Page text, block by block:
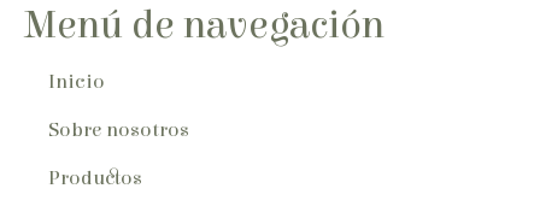
Menú de navegación
Inicio
Sobre nosotros
Productos